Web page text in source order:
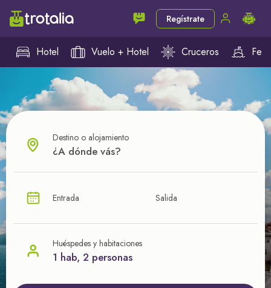
Regístrate
Hotel Vuelo + Hotel Cruceros
¿CUÁL VA A SER TU PRÓXIMO TROTE?
nuestras ofertas
Destino o alojamiento
Entrada Salida
Huéspedes y habitaciones
1 hab, 2 personas